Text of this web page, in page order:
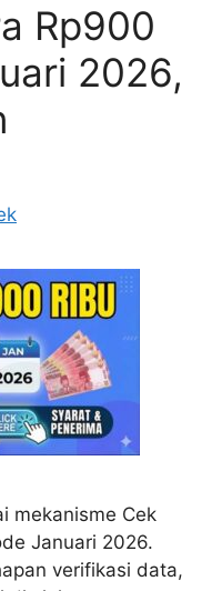
Rp900
2026,
mekanisme Cek
Januari 2026.
verifikasi data,